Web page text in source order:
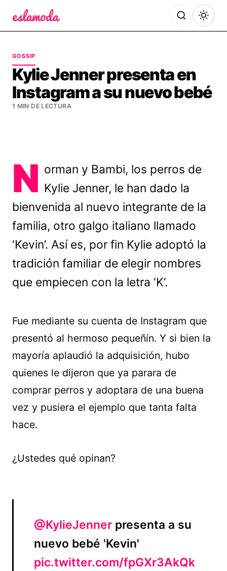
GOSSIP
Kylie Jenner presenta en
Instagram a su nuevo bebé
1 MIN DE LECTURA
N orman y Bambi, los perros de
Kylie Jenner, le han dado la
bienvenida al nuevo integrante de la
familia, otro galgo italiano llamado
‘Kevin’. Así es, por fin Kylie adoptó la
tradición familiar de elegir nombres
que empiecen con la letra ‘K’.
Fue mediante su cuenta de Instagram que
presentó al hermoso pequeñín. Y si bien la
mayoría aplaudió la adquisición, hubo
quienes le dijeron que ya parara de
comprar perros y adoptara de una buena
vez y pusiera el ejemplo que tanta falta
hace.
¿Ustedes qué opinan?
@KylieJenner presenta a su
nuevo bebé 'Kevin'
pic.twitter.com/fpGXr3AkQk